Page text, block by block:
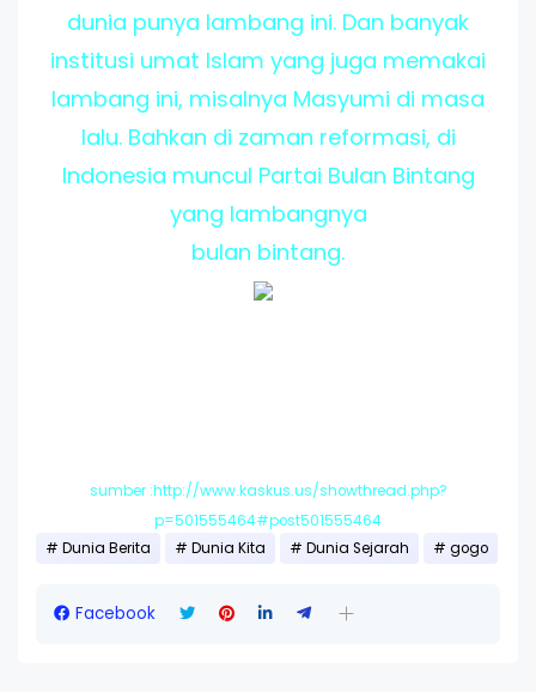
dunia punya lambang ini. Dan banyak
institusi umat Islam yang juga memakai
lambang ini, misalnya Masyumi di masa
lalu. Bahkan di zaman reformasi, di
Indonesia muncul Partai Bulan Bintang
yang lambangnya
bulan bintang.
sumber :http://www.kaskus.us/showthread.php?
p=501555464#post501555464
Dunia Berita
Dunia Kita Dunia Sejarah gogo
Facebook